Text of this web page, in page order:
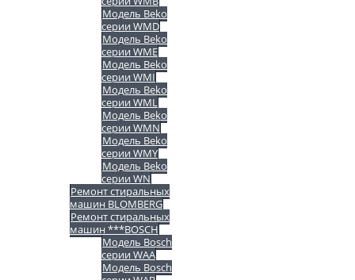
Модель Beko
серии WMD
Модель Beko
серии WME
Модель Beko
серии WMI
Модель Beko
серии WML
Модель Beko
серии WMN
Модель Beko
серии WMY
Модель Beko
серии WN
Ремонт стиральных
машин BLOMBERG
Ремонт стиральных
машин ***BOSCH
Модель Bosch
серии WAA
Модель Bosch